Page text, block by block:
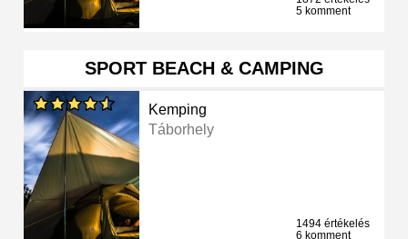
5 komment
SPORT BEACH & CAMPING
Kemping
Táborhely
1494 értékelés
6 komment